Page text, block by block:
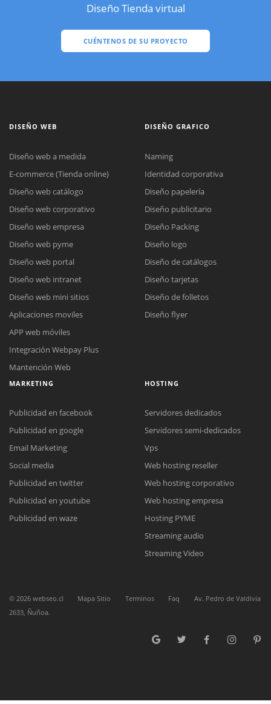
Diseño Tienda virtual
CUÉNTENOS DE SU PROYECTO
Reunión online
Nuestros ejecutivos le enviarán un correo electrónico con el enlace a
Meet para la reunión online.
Cotización
Complete el formulario y nos contactaremos a la brevedad.
Chat Online
para enviarnos un correo electrónico con sus datos personales.
DISEÑO WEB
Diseño web a medida
E-commerce (Tienda online)
Diseño web catálogo
Diseño web corporativo
Diseño web empresa
Diseño web pyme
Diseño web portal
Diseño web intranet
Diseño web mini sitios
Aplicaciones moviles
APP web móviles
Integración Webpay Plus
Mantención Web
DISEÑO GRAFICO
Naming
Identidad corporativa
Diseño papelería
Diseño publicitario
Diseño Packing
Diseño logo
Diseño de catálogos
Diseño tarjetas
Diseño de folletos
Diseño flyer
MARKETING
Publicidad en facebook
Publicidad en google
Email Marketing
Social media
Publicidad en twitter
Publicidad en youtube
Publicidad en waze
HOSTING
Servidores dedicados
Servidores semi-dedicados
Vps
Web hosting reseller
Web hosting corporativo
Web hosting empresa
Hosting PYME
Streaming audio
Streaming Video
© 2026 webseo.cl Mapa Sitio Terminos Faq
Av. Pedro de Valdivia
2633, Ñuñoa.